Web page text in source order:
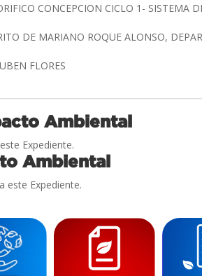
CONCEPCION CICLO 1- SISTEMA
DE MARIANO ROQUE ALONSO,
FLORES
Ambiental
Expediente.
Ambiental
este Expediente.